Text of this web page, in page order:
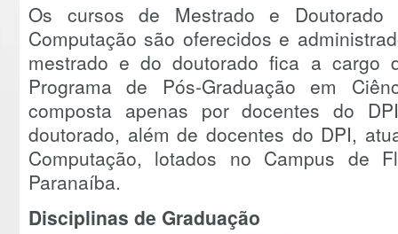
Os cursos de Mestrado e Doutorado
Computação são oferecidos e
mestrado e do doutorado fica a cargo
Programa de Pós-Graduação em
composta apenas por docentes do
doutorado, além de docentes do DPI,
Computação, lotados no Campus de
Paranaíba.
Disciplinas de Graduação